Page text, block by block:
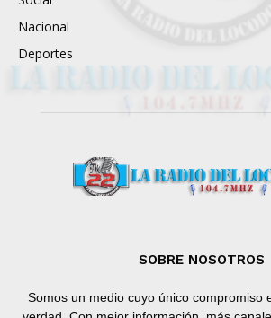
Nacional
Deportes
SOBRE NOSOTROS
Somos un medio cuyo único compromiso